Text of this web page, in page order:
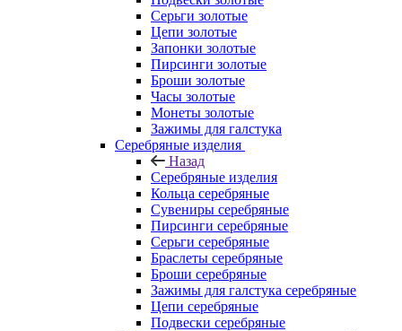
Серьги золотые
Цепи золотые
Запонки золотые
Пирсинги золотые
Броши золотые
Часы золотые
Монеты золотые
Зажимы для галстука
Серебряные изделия
Назад
Серебряные изделия
Кольца серебряные
Сувениры серебряные
Пирсинги серебряные
Серьги серебряные
Браслеты серебряные
Броши серебряные
Зажимы для галстука серебряные
Цепи серебряные
Подвески серебряные